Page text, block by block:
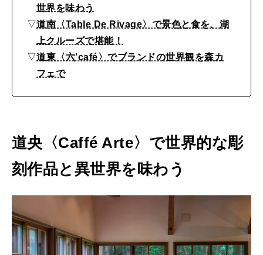
2026年9月号「北海道 おいしく遊ぶ、夏のご褒美旅。」
2026年8月号『お茶の時間です。』
2026年7月号「鎌倉 ローカルが 教えてくれた 本当の歩き方。」
2026年4月号「未来をつくる、学びの教科書。」
2026年3月号「スイーツ予想図 2026」
2026年1月号「猫がいれば、幸せ」
MAGAZINE MOOK
北
道
絶
カ
フ
ェ
3
選
世界を味わう
▽道南〈Table De Rivage〉で景色と食を、湖
上クルーズで堪能！
▽道東〈六’café〉でブランドの世界観を森カ
フェで
道央〈Caffé Arte〉で世界的な彫
刻作品と異世界を味わう